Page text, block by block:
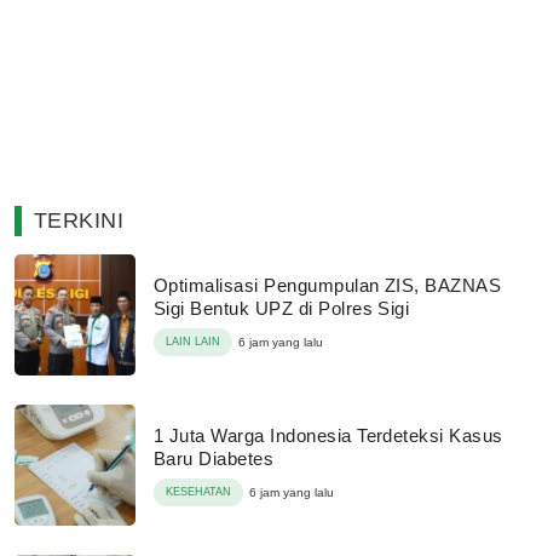
TERKINI
Optimalisasi Pengumpulan ZIS, BAZNAS
Sigi Bentuk UPZ di Polres Sigi
LAIN LAIN 6 jam yang lalu
1 Juta Warga Indonesia Terdeteksi Kasus
Baru Diabetes
KESEHATAN 6 jam yang lalu